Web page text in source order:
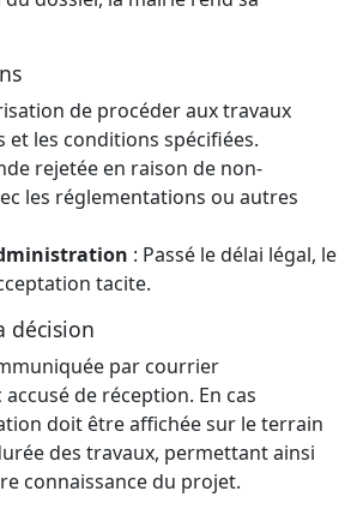
de procéder aux travaux
et les conditions spécifiées.
rejetée en raison de non-
les réglementations ou autres
: Passé le délai légal, le
tacite.
décision
par courrier
de réception. En cas
doit être affichée sur le terrain
des travaux, permettant ainsi
connaissance du projet.